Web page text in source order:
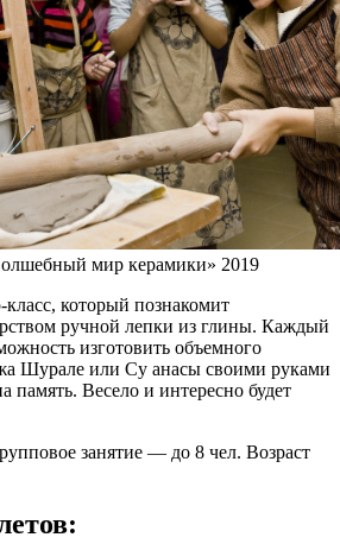
мир керамики» 2019
который познакомит
ручной лепки из глины. Каждый
изготовить объемного
Шурале или Су анасы своими руками
память. Весело и интересно будет
занятие — до 8 чел. Возраст